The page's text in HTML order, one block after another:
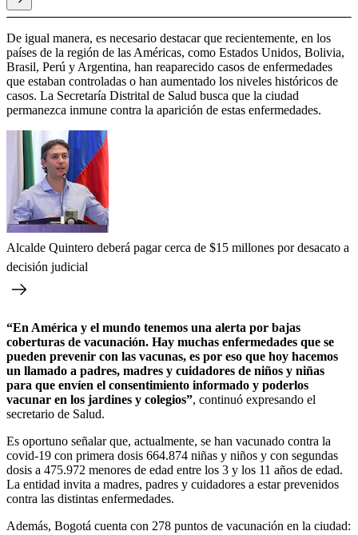
De igual manera, es necesario destacar que recientemente, en los
países de la región de las Américas, como Estados Unidos, Bolivia,
Brasil, Perú y Argentina, han reaparecido casos de enfermedades
que estaban controladas o han aumentado los niveles históricos de
casos. La Secretaría Distrital de Salud busca que la ciudad
permanezca inmune contra la aparición de estas enfermedades.
Alcalde Quintero deberá pagar cerca de $15 millones por desacato a
decisión judicial
“En América y el mundo tenemos una alerta por bajas
coberturas de vacunación. Hay muchas enfermedades que se
pueden prevenir con las vacunas, es por eso que hoy hacemos
un llamado a padres, madres y cuidadores de niños y niñas
para que envíen el consentimiento informado y poderlos
vacunar en los jardines y colegios”, continuó expresando el
secretario de Salud.
Es oportuno señalar que, actualmente, se han vacunado contra la
covid-19 con primera dosis 664.874 niñas y niños y con segundas
dosis a 475.972 menores de edad entre los 3 y los 11 años de edad.
La entidad invita a madres, padres y cuidadores a estar prevenidos
contra las distintas enfermedades.
Además, Bogotá cuenta con 278 puntos de vacunación en la ciudad: